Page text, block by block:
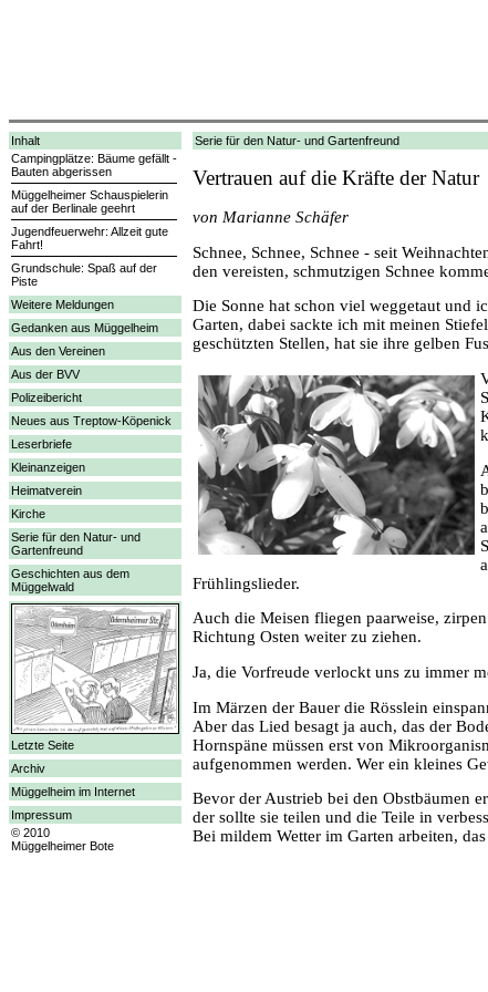
Inhalt
Campingplätze: Bäume gefällt -
Bauten abgerissen
Müggelheimer Schauspielerin
auf der Berlinale geehrt
Jugendfeuerwehr: Allzeit gute
Fahrt!
Grundschule: Spaß auf der
Piste
Weitere Meldungen
Gedanken aus Müggelheim
Aus den Vereinen
Aus der BVV
Polizeibericht
Neues aus Treptow-Köpenick
Leserbriefe
Kleinanzeigen
Heimatverein
Kirche
Serie für den Natur- und
Gartenfreund
Geschichten aus dem
Müggelwald
Letzte Seite
Archiv
Müggelheim im Internet
Impressum
© 2010
Müggelheimer Bote
Serie für den Natur- und Gartenfreund
Vertrauen auf die Kräfte der Natur
von Marianne Schäfer
Schnee, Schnee, Schnee - seit
den vereisten, schmutzigen Schnee
Die Sonne hat schon viel weggetaut und
Garten, dabei sackte ich mit meinen
geschützten Stellen, hat sie ihre gelben
Frühlingslieder.
Auch die Meisen fliegen paarweise,
Richtung Osten weiter zu ziehen.
Ja, die Vorfreude verlockt uns zu immer
Im Märzen der Bauer die Rösslein
Aber das Lied besagt ja auch, das der
Hornspäne müssen erst von
aufgenommen werden. Wer ein kleines
Bevor der Austrieb bei den Obstbäumen
der sollte sie teilen und die Teile in
Bei mildem Wetter im Garten arbeiten,